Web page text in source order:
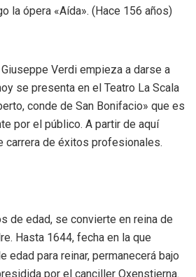
la ópera «Aída». (Hace 156 años)
Verdi empieza a darse a
se presenta en el Teatro La Scala
conde de San Bonifacio» que es
por el público. A partir de aquí
carrera de éxitos profesionales.
de edad, se convierte en reina de
Hasta 1644, fecha en la que
edad para reinar, permanecerá bajo
por el canciller Oxenstierna.